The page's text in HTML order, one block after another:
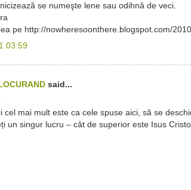
se numeşte lene sau odihnă de veci.
pe http://nowheresoonthere.blogspot.com/
03:59
said...
cel mai mult este ca cele spuse aici, să se
un singur lucru – cât de superior este Isus